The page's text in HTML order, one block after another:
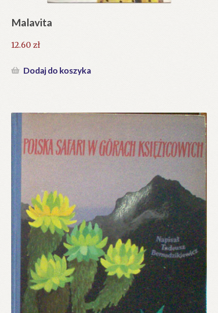
Malavita
12.60 zł
Dodaj do koszyka